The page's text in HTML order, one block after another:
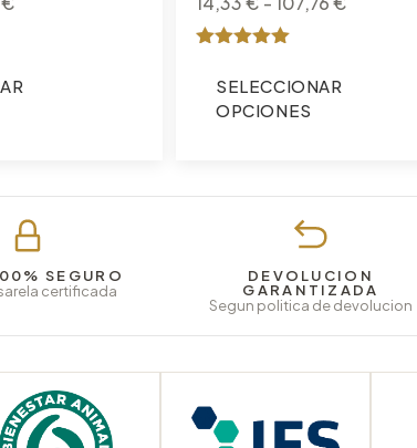
con
de 5
SELECCIONAR
OPCIONES
SEGURO
certificada
DEVOLUCION
GARANTIZADA
Segun politica de devolucion